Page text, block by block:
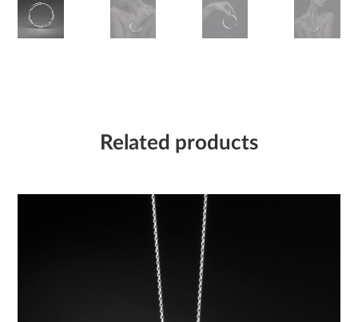
Related products
Medallion